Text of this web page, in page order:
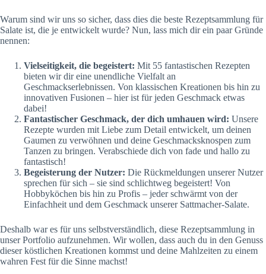
Warum sind wir uns so sicher, dass dies die beste Rezeptsammlung für
Salate ist, die je entwickelt wurde? Nun, lass mich dir ein paar Gründe
nennen:
Vielseitigkeit, die begeistert: Mit 55 fantastischen Rezepten
bieten wir dir eine unendliche Vielfalt an
Geschmackserlebnissen. Von klassischen Kreationen bis hin zu
innovativen Fusionen – hier ist für jeden Geschmack etwas
dabei!
Fantastischer Geschmack, der dich umhauen wird: Unsere
Rezepte wurden mit Liebe zum Detail entwickelt, um deinen
Gaumen zu verwöhnen und deine Geschmacksknospen zum
Tanzen zu bringen. Verabschiede dich von fade und hallo zu
fantastisch!
Begeisterung der Nutzer: Die Rückmeldungen unserer Nutzer
sprechen für sich – sie sind schlichtweg begeistert! Von
Hobbyköchen bis hin zu Profis – jeder schwärmt von der
Einfachheit und dem Geschmack unserer Sattmacher-Salate.
Deshalb war es für uns selbstverständlich, diese Rezeptsammlung in
unser Portfolio aufzunehmen. Wir wollen, dass auch du in den Genuss
dieser köstlichen Kreationen kommst und deine Mahlzeiten zu einem
wahren Fest für die Sinne machst!